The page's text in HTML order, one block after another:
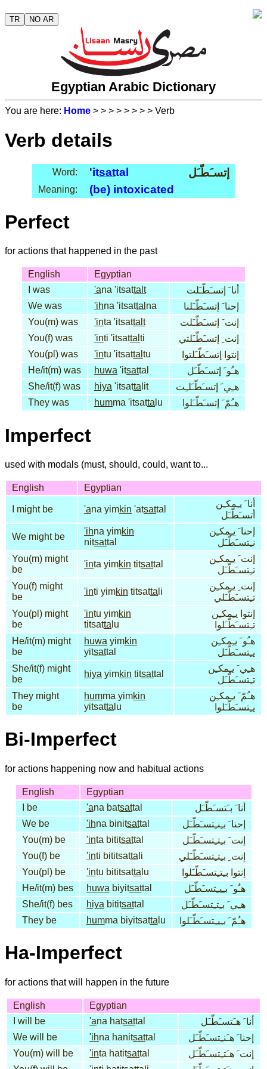
TR NO AR
Egyptian Arabic Dictionary
You are here: Home > > > > > > > > Verb
Verb details
Word: 'itsattal إتسـَطّـَل
Meaning: (be) intoxicated
Perfect
for actions that happened in the past
English
Egyptian
I was
'ana 'itsattalt
أنا َ إتسـَطّـَلت
We was
'ihna 'itsattal na
إحنا َ إتسـَطّـَلنا
You(m) was
'inta 'itsattalt
إنت َ إتسـَطّـَلت
You(f) was
'inti 'itsattal ti
إنت ِ إتسـَطّـَلتي
You(pl) was
'intu 'itsattal tu
إنتوا إتسـَطّـَلتوا
He/it(m) was
huwa 'itsattal
هـُو َ إتسـَطّـَل
She/it(f) was
hiya 'itsatta lit
هـِي َ إتسـَطّـَلـِت
They was
humma 'itsatta lu هـُمّ َ إتسـَطّـَلوا
Imperfect
used with modals (must, should, could, want to...
English Egyptian
I might be 'ana yimkin 'atsattal
أنا َ يـِمكـِن
أتسـَطّـَل
We might be
'ihna yimkin
nitsattal
إحنا َ يـِمكـِن
نـِتسـَطّـَل
You(m) might
be
'inta yimkin titsattal
إنت َ يـِمكـِن
تـِتسـَطّـَل
You(f) might
be
'inti yimkin titsatta li
إنت ِ يـِمكـِن
تـِتسـَطّـَلي
You(pl) might
be
'intu yimkin
titsatta lu
إنتوا يـِمكـِن
تـِتسـَطّـَلوا
He/it(m) might
be
huwa yimkin
yitsattal
هـُو َ يـِمكـِن
يـِتسـَطّـَل
She/it(f) might
be
hiya yimkin titsattal
هـِي َ يـِمكـِن
تـِتسـَطّـَل
They might
be
humma yimkin
yitsatta lu
هـُمّ َ يـِمكـِن
يـِتسـَطّـَلوا
Bi-Imperfect
for actions happening now and habitual actions
English
Egyptian
I be
'ana batsattal
أنا َ بـَتسـَطّـَل
We be
'ihna binitsattal
إحنا َ بـِنـِتسـَطّـَل
You(m) be
'inta bititsattal
إنت َ بـِتـِتسـَطّـَل
You(f) be
'inti bititsatta li
إنت ِ بـِتـِتسـَطّـَلي
You(pl) be
'intu bititsatta lu
إنتوا بـِتـِتسـَطّـَلوا
He/it(m) bes
huwa biyitsattal
هـُو َ بـِيـِتسـَطّـَل
She/it(f) bes
hiya bititsattal
هـِي َ بـِتـِتسـَطّـَل
They be
humma biyitsatta lu هـُمّ َ بـِيـِتسـَطّـَلوا
Ha-Imperfect
for actions that will happen in the future
English
Egyptian
I will be
'ana hatsattal
أنا َ هـَتسـَطّـَل
We will be
'ihna hanitsattal
إحنا َ هـَنـِتسـَطّـَل
You(m) will be
'inta hatitsattal
إنت َ هـَتـِتسـَطّـَل